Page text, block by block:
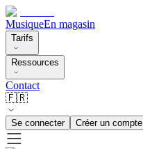
MusiqueEn magasin
Tarifs
Ressources
Contact
🇫🇷
Se connecter Créer un compte